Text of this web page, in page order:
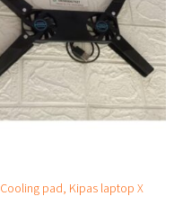
Cooling pad, Kipas laptop X